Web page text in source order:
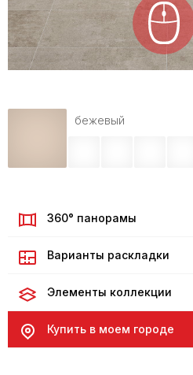
бежевый
360° панорамы
Варианты раскладки
Элементы коллекции
Купить в моем городе